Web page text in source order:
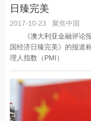
日臻完美
2017-10-23
聚焦中国
《澳大利亚金融评论报
国经济日臻完美》的报道
理人指数（PMI）